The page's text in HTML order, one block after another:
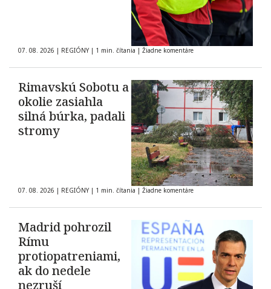
07. 08. 2026 | REGIÓNY | 1 min. čítania | Žiadne komentáre
Rimavskú Sobotu a
okolie zasiahla
silná búrka, padali
stromy
07. 08. 2026 | REGIÓNY | 1 min. čítania | Žiadne komentáre
Madrid pohrozil
Rímu
protiopatreniami,
ak do nedele
nezruší